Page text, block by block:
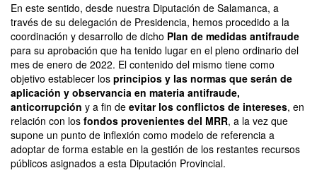
En este sentido, desde nuestra Diputación de Salamanca, a
través de su delegación de Presidencia, hemos procedido a la
coordinación y desarrollo de dicho Plan de medidas antifraude
para su aprobación que ha tenido lugar en el pleno ordinario del
mes de enero de 2022. El contenido del mismo tiene como
objetivo establecer los principios y las normas que serán de
aplicación y observancia en materia antifraude,
anticorrupción y a fin de evitar los conflictos de intereses, en
relación con los fondos provenientes del MRR, a la vez que
supone un punto de inflexión como modelo de referencia a
adoptar de forma estable en la gestión de los restantes recursos
públicos asignados a esta Diputación Provincial.